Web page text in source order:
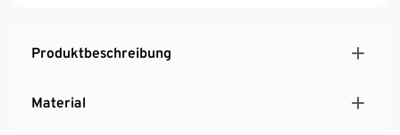
Produktbeschreibung
Material